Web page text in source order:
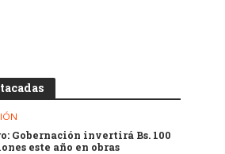
Gobernación invertirá Bs. 100
este año en obras